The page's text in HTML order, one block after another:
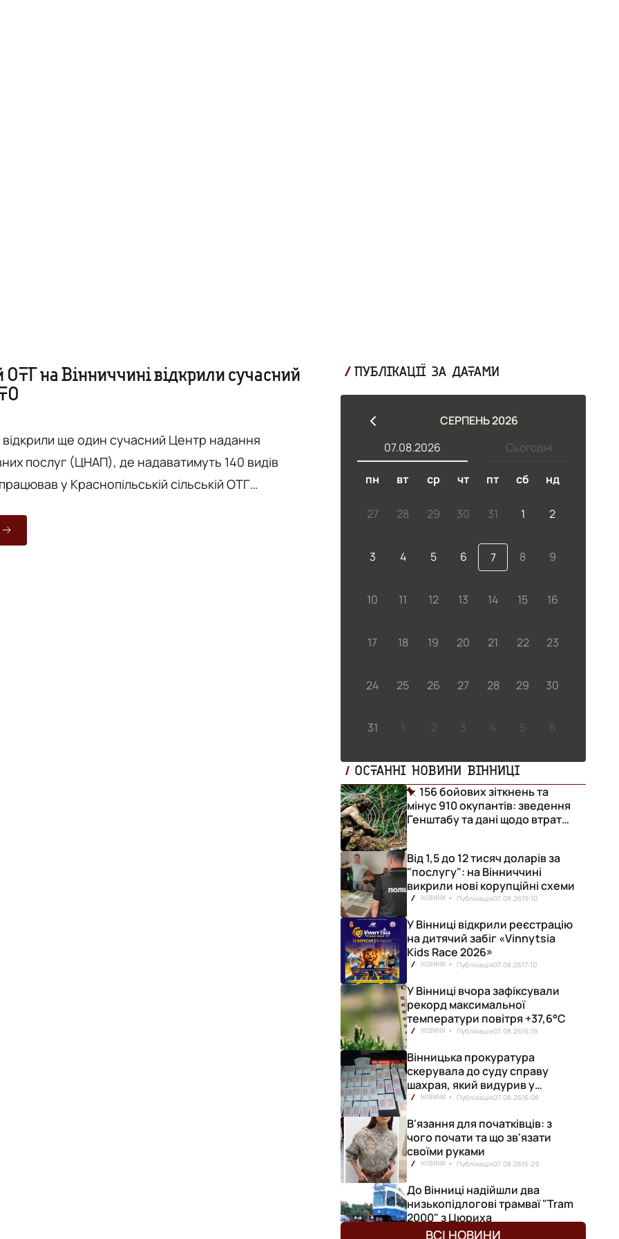
ОТГ на Вінниччині відкрили сучасний
відкрили ще один сучасний Центр надання
послуг (ЦНАП), де надаватимуть 140 видів
у Краснопільській сільській ОТГ
Як повідомили на сайті Вінницької
ЦНАП громади урочисто відкрився 19
ПУБЛІКАЦІЇ ЗА ДАТАМИ
СЕРПЕНЬ 2026
Сьогодні
07.08.2026
пн вт ср чт пт сб нд
27 28 29 30 31 1 2
3 4 5 6 7 8 9
10 11 12 13 14 15 16
17 18 19 20 21 22 23
24 25 26 27 28 29 30
31 1 2 3 4 5 6
ОСТАННІ НОВИНИ ВІННИЦІ
156 бойових зіткнень та
мінус 910 окупантів: зведення
Генштабу та дані щодо втрат
Від 1,5 до 12 тисяч доларів за
"послугу": на Вінниччині
викрили нові корупційні схеми
НОВИНИ Публікація07.08.2619:10
У Вінниці відкрили реєстрацію
на дитячий забіг «Vinnytsia
Kids Race 2026»
НОВИНИ Публікація07.08.2617:10
У Вінниці вчора зафіксували
рекорд максимальної
температури повітря +37,6°С
НОВИНИ Публікація07.08.2616:19
Вінницька прокуратура
скерувала до суду справу
шахрая, який видурив у
вінничанки 154 тисячі гривень
НОВИНИ Публікація07.08.2616:08
В'язання для початківців: з
чого почати та що зв'язати
своїми руками
НОВИНИ Публікація07.08.2615:29
До Вінниці надійшли два
низькопідлогові трамваї "Tram
2000" з Цюриха
НОВИНИ Публікація07.08.26
ВСІ НОВИНИ